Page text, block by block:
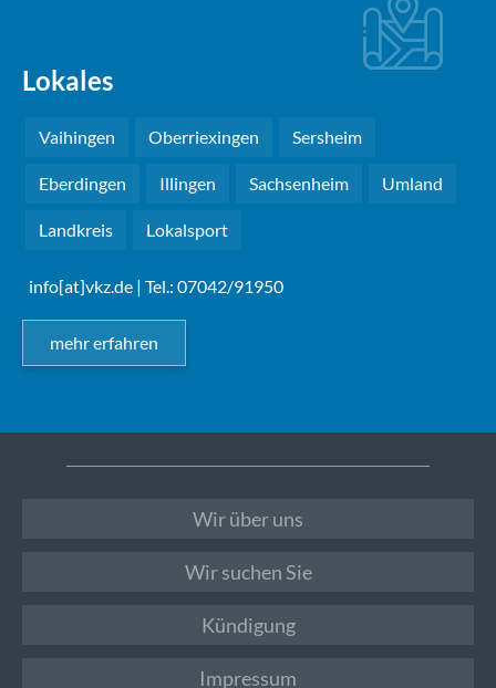
Lokales
Vaihingen Oberriexingen Sersheim
Eberdingen Illingen Sachsenheim Umland
Landkreis Lokalsport
info[at]vkz.de | Tel.: 07042/91950
mehr erfahren
Wir über uns
Wir suchen Sie
Kündigung
Impressum